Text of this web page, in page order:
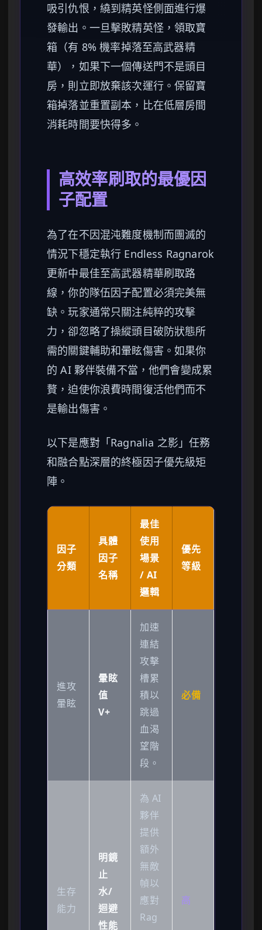
吸引仇恨，繞到精英怪側面進行爆
發輸出。一旦擊敗精英怪，領取寶
箱（有 8% 機率掉落至高武器精
華），如果下一個傳送門不是頭目
房，則立即放棄該次運行。保留寶
箱掉落並重置副本，比在低層房間
消耗時間要快得多。
高效率刷取的最優因
子配置
為了在不因混沌難度機制而團滅的
情況下穩定執行 Endless Ragnarok
更新中最佳至高武器精華刷取路
線，你的隊伍因子配置必須完美無
缺。玩家通常只關注純粹的攻擊
力，卻忽略了操縱頭目破防狀態所
需的關鍵輔助和暈眩傷害。如果你
的 AI 夥伴裝備不當，他們會變成累
贅，迫使你浪費時間復活他們而不
是輸出傷害。
以下是應對「Ragnalia 之影」任務
和融合點深層的終極因子優先級矩
陣。
因子
分類
具體
因子
名稱
最佳
使用
場景
/ AI
邏輯
優先
等級
進攻
暈眩
暈眩
值
V+
加速
連結
攻擊
槽累
積以
跳過
血渴
望階
段。
必備
生存
能力
明鏡
止
水/
迴避
性能
為 AI
夥伴
提供
額外
無敵
幀以
應對
Rag
高